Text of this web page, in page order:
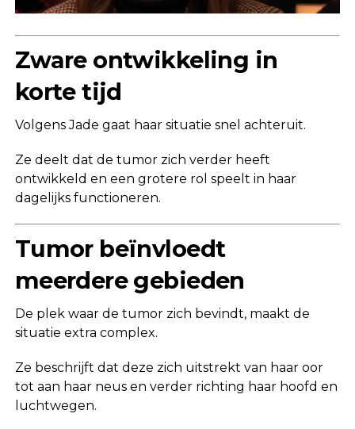
Zware ontwikkeling in
korte tijd
Volgens Jade gaat haar situatie snel achteruit.
Ze deelt dat de tumor zich verder heeft
ontwikkeld en een grotere rol speelt in haar
dagelijks functioneren.
Tumor beïnvloedt
meerdere gebieden
De plek waar de tumor zich bevindt, maakt de
situatie extra complex.
Ze beschrijft dat deze zich uitstrekt van haar oor
tot aan haar neus en verder richting haar hoofd en
luchtwegen.